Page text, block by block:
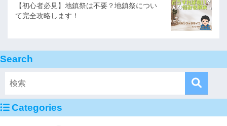
【初心者必見】地鎮祭は不要？地鎮祭につい
て完全攻略します！
Search
Categories